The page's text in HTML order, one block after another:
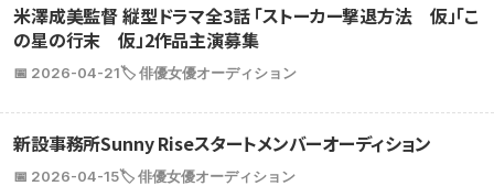
米澤成美監督 縦型ドラマ全3話 「ストーカー撃退方法 仮」「こ
の星の行末 仮」2作品主演募集
📅 2026-04-21🏷️ 俳優女優オーディション
新設事務所Sunny Riseスタートメンバーオーディション
📅 2026-04-15🏷️ 俳優女優オーディション